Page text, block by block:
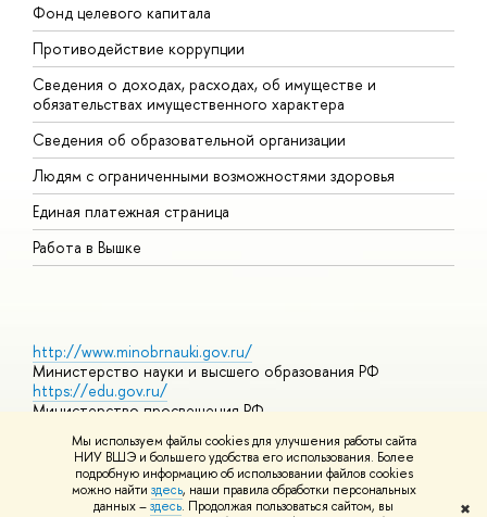
Мы используем файлы cookies для улучшения работы сайта
НИУ ВШЭ и большего удобства его использования. Более
подробную информацию об использовании файлов cookies
можно найти здесь, наши правила обработки персональных
данных –здесь. Продолжая пользоваться сайтом, вы
✖
Фонд целевого капитала
Противодействие коррупции
Сведения о доходах, расходах, об имуществе и
обязательствах имущественного характера
Сведения об образовательной организации
Людям с ограниченными возможностями здоровья
Единая платежная страница
Работа в Вышке
http://www.minobrnauki.gov.ru/
Министерство науки и высшего образования РФ
https://edu.gov.ru/
Министерство просвещения РФ
Массовые открытые онлайн-курсы
© НИУ ВШЭ 1993–2026 Адреса и контактыУсловия